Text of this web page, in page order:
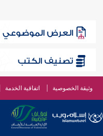
العرض الموضوعي
تصنيف الكتب
وثيقة الخصوصية اتفاقية الخدمة